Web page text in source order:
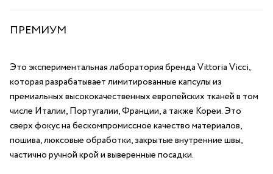
ПРЕМИУМ
Это экспериментальная лаборатория бренда Vittoria Vicci,
которая разрабатывает лимитированные капсулы из
премиальных высококачественных европейских тканей в том
числе Италии, Португалии, Франции, а также Кореи. Это
сверх фокус на бескомпромиссное качество материалов,
пошива, люксовые обработки, закрытые внутренние швы,
частично ручной крой и выверенные посадки.